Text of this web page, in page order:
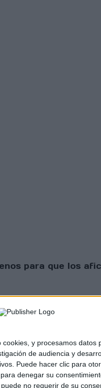
y procesamos
de audiencia y
Puede hacer clic para
denegar su
no requerir de su
para que los
|Aviso legal y